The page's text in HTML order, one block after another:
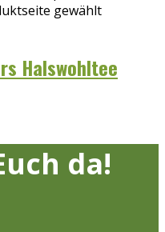
gewählt
Halswohltee
da!